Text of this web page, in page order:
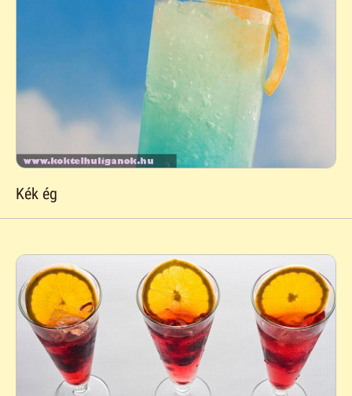
Kék ég